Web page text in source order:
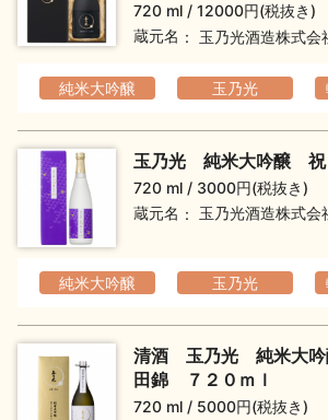
720 ml
12000円(税抜き)
蔵元名
玉乃光酒造株式会
純米大吟醸 玉乃光
玉乃光 純米大吟醸
720 ml
3000円(税抜き)
蔵元名
玉乃光酒造株式会
純米大吟醸 玉乃光
清酒 玉乃光 純米大
田錦 ７２０ｍｌ
720 ml
5000円(税抜き)